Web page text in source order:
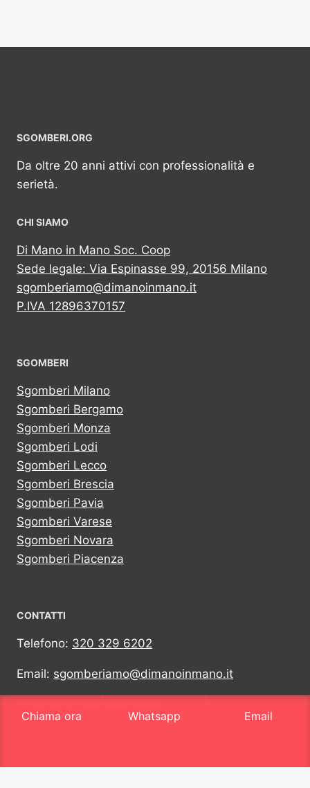
SGOMBERI.ORG
Da oltre 20 anni attivi con professionalità e
serietà.
CHI SIAMO
Di Mano in Mano Soc. Coop
Sede legale: Via Espinasse 99, 20156 Milano
sgomberiamo@dimanoinmano.it
P.IVA 12896370157
SGOMBERI
Sgomberi Milano
Sgomberi Bergamo
Sgomberi Monza
Sgomberi Lodi
Sgomberi Lecco
Sgomberi Brescia
Sgomberi Pavia
Sgomberi Varese
Sgomberi Novara
Sgomberi Piacenza
CONTATTI
Telefono: 320 329 6202
Email: sgomberiamo@dimanoinmano.it
Chiama ora
Whatsapp Email